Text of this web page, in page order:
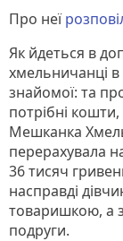
Про неї
Як йдеться в
хмельничанці
знайомої: та
потрібні
Мешканка
перерахувала
36 тисяч
насправді
товаришкою, а
подруги.